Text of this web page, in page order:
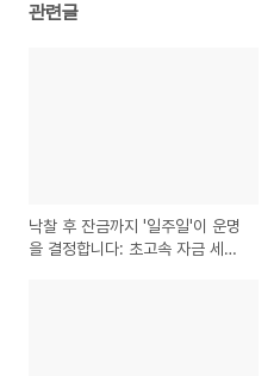
관련글
낙찰 후 잔금까지 '일주일'이 운명
을 결정합니다: 초고속 자금 세팅